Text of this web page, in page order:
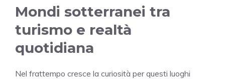
Mondi sotterranei tra
turismo e realtà
quotidiana
Nel frattempo cresce la curiosità per questi luoghi